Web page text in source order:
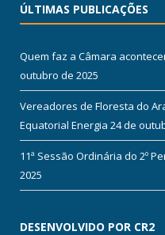
ÚLTIMAS PUBLICAÇÕES
Quem faz a Câmara
outubro de 2025
Vereadores de Floresta do
Equatorial Energia 24 de
11ª Sessão Ordinária do 2º
2025
DESENVOLVIDO POR CR2